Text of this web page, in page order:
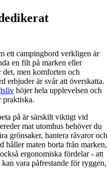
ett campingbord verkligen är
en filt på marken eller
det, men komforten och
erbjuder är svår att överskatta.
höjer hela upplevelsen och
praktiska.
på är särskilt viktigt vid
mat utomhus behöver du
grönsaker, hantera råvaror och
håller maten borta från marken,
ergonomiska fördelar - att
vara påfrestande för ryggen,